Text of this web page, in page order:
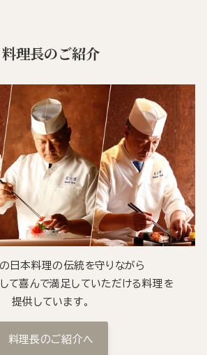
料理長のご紹介
日本料理の伝統を守りながら
て喜んで満足していただける料理を
提供しています。
料理長のご紹介へ